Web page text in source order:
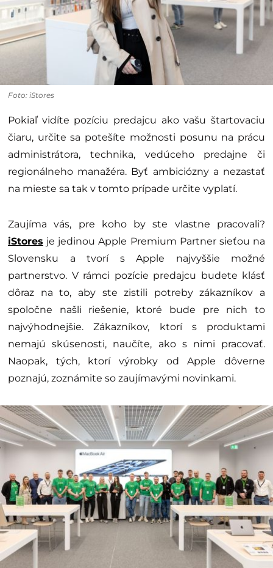
Foto: iStores
Pokiaľ vidíte pozíciu predajcu ako vašu štartovaciu
čiaru, určite sa potešíte možnosti posunu na prácu
administrátora, technika, vedúceho predajne či
regionálneho manažéra. Byť ambiciózny a nezastať
na mieste sa tak v tomto prípade určite vyplatí.
Zaujíma vás, pre koho by ste vlastne pracovali?
iStores je jedinou Apple Premium Partner sieťou na
Slovensku a tvorí s Apple najvyššie možné
partnerstvo. V rámci pozície predajcu budete klásť
dôraz na to, aby ste zistili potreby zákazníkov a
spoločne našli riešenie, ktoré bude pre nich to
najvýhodnejšie. Zákazníkov, ktorí s produktami
nemajú skúsenosti, naučíte, ako s nimi pracovať.
Naopak, tých, ktorí výrobky od Apple dôverne
poznajú, zoznámite so zaujímavými novinkami.